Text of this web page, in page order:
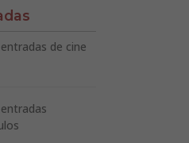
de cine